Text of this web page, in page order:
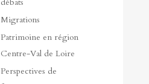
Migrations
Patrimoine en région
Centre-Val de Loire
Perspectives de